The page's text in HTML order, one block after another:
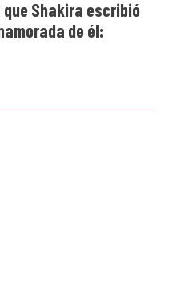
Shakira escribió
de él: